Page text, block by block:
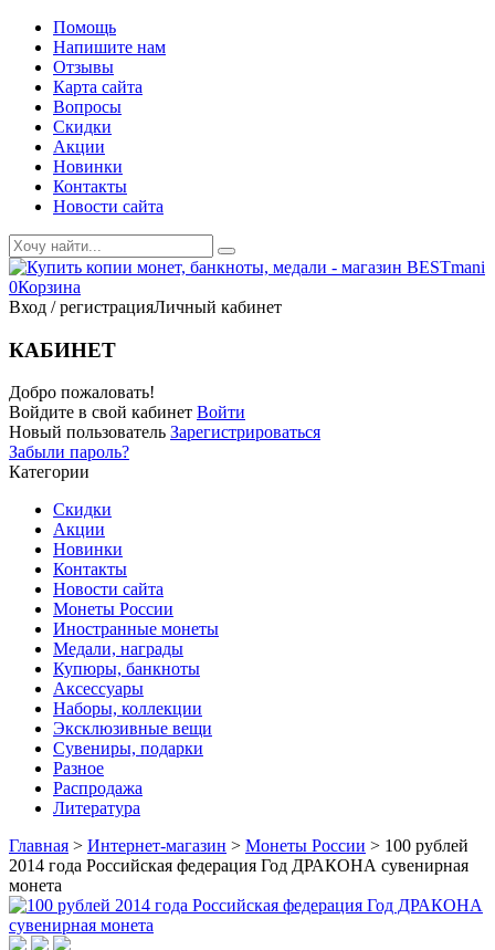
Помощь
Напишите нам
Отзывы
Карта сайта
Вопросы
Скидки
Акции
Новинки
Контакты
Новости сайта
0Корзина
Вход / регистрацияЛичный кабинет
КАБИНЕТ
Добро пожаловать!
Войдите в свой кабинет Войти
Новый пользователь Зарегистрироваться
Забыли пароль?
Категории
Скидки
Акции
Новинки
Контакты
Новости сайта
Монеты России
Иностранные монеты
Медали, награды
Купюры, банкноты
Аксессуары
Наборы, коллекции
Эксклюзивные вещи
Сувениры, подарки
Разное
Распродажа
Литература
Главная > Интернет-магазин > Монеты России > 100 рублей
2014 года Российская федерация Год ДРАКОНА сувенирная
монета